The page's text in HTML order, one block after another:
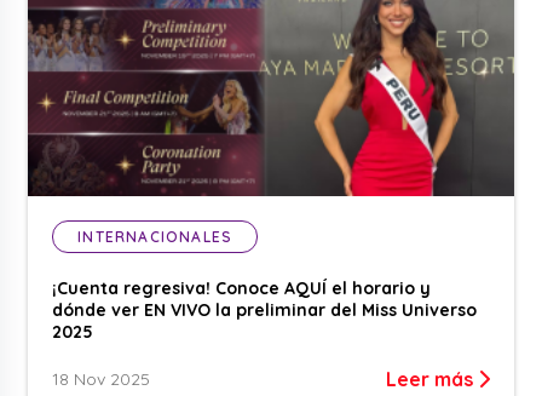
INTERNACIONALES
¡Cuenta regresiva! Conoce AQUÍ el horario y
dónde ver EN VIVO la preliminar del Miss Universo
2025
18 Nov 2025 Leer más